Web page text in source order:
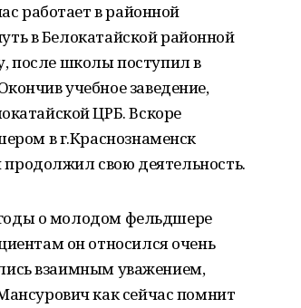
работает в районной
в Белокатайской районной
после школы поступил в
учебное заведение,
ЦРБ. Вскоре
в г.Краснознаменск
продолжил свою деятельность.
о молодом фельдшере
он относился очень
взаимным уважением,
как сейчас помнит